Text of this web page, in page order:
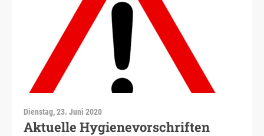
Dienstag, 23. Juni 2020
Aktuelle Hygienevorschriften